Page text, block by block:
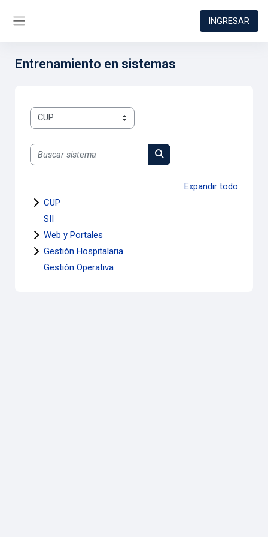
INGRESAR
Entrenamiento en sistemas
Categorías:
Buscar sistema
Buscar sistema
Expandir todo
CUP
SII
Web y Portales
Gestión Hospitalaria
Gestión Operativa